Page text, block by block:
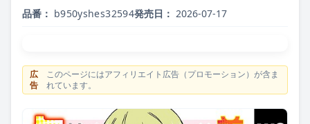
品番： b950yshes32594発売日： 2026-07-17
広
告
このページにはアフィリエイト広告（プロモーション）が含ま
れています。